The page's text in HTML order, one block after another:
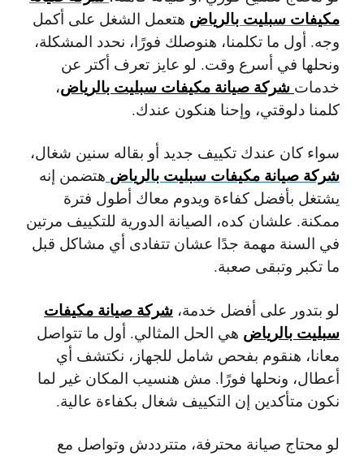
مكيفات سبليت بالرياض هتعمل الشغل على أكمل
وجه. أول ما تكلمنا، هنوصلك فورًا، نحدد المشكلة،
ونحلها في أسرع وقت. لو عايز تعرف أكتر عن
خدمات شركة صيانة مكيفات سبليت بالرياض،
كلمنا دلوقتي، وإحنا هنكون عندك.
سواء كان عندك تكييف جديد أو بقاله سنين شغال،
شركة صيانة مكيفات سبليت بالرياض هتضمن إنه
يشتغل بأفضل كفاءة ويدوم معاك أطول فترة
ممكنة. علشان كده، الصيانة الدورية للتكييف مرتين
في السنة مهمة جدًا عشان تتفادى أي مشاكل قبل
ما تكبر وتبقى صعبة.
لو بتدور على أفضل خدمة، شركة صيانة مكيفات
سبليت بالرياض هي الحل المثالي. أول ما تتواصل
معانا، هنقوم بفحص شامل للجهاز، نكتشف أي
أعطال، ونحلها فورًا. مش هنسيب المكان غير لما
نكون متأكدين إن التكييف شغال بكفاءة عالية.
لو محتاج صيانة محترفة، متترددش وتواصل مع